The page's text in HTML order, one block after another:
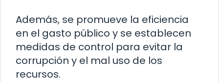
Además, se promueve la eficiencia
en el gasto público y se establecen
medidas de control para evitar la
corrupción y el mal uso de los
recursos.